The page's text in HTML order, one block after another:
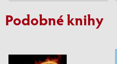
Podobné knihy